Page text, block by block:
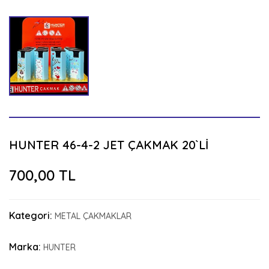
HUNTER 46-4-2 JET ÇAKMAK 20`Lİ
700,00 TL
Kategori: METAL ÇAKMAKLAR
Marka: HUNTER